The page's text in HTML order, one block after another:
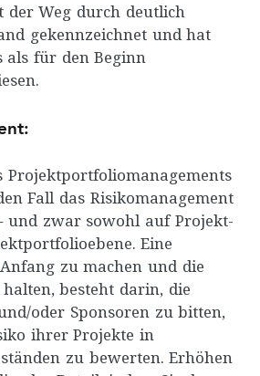
der Weg durch deutlich
gekennzeichnet und hat
als für den Beginn
Projektportfoliomanagements
Fall das Risikomanagement
und zwar sowohl auf Projekt-
Eine
zu machen und die
besteht darin, die
oder Sponsoren zu bitten,
ihrer Projekte in
zu bewerten. Erhöhen